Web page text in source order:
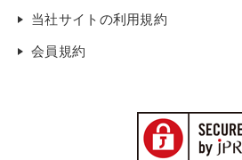
当社サイトの利用規約
会員規約